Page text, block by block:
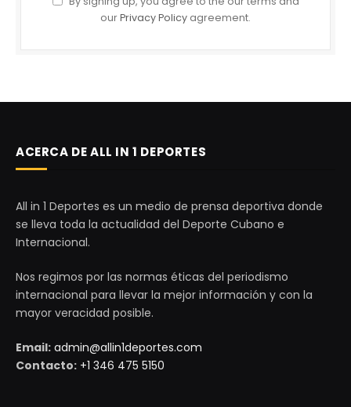
ourPrivacy Policy agreement.
ACERCA DE ALL IN 1 DEPORTES
All in 1 Deportes es un medio de prensa deportiva donde
se lleva toda la actualidad del Deporte Cubano e
Internacional.
Nos regimos por las normas éticas del periodismo
internacional para llevar la mejor información y con la
mayor veracidad posible.
Email: admin@allin1deportes.com
Contacto: +1 346 475 5150